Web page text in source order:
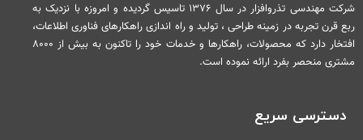
شرکت مهندسی تذروافزار در سال ۱۳۷۶ تاسیس گردیده و امروزه با نزدیک به
ربع قرن تجربه در زمینه طراحی ، تولید و راه اندازی راهکارهای فناوری اطلاعات،
افتخار دارد که محصولات، راهکارها و خدمات خود را تاکنون به بیش از ۸۰۰۰
مشتری منحصر بفرد ارائه نموده است.
دسترسی سریع